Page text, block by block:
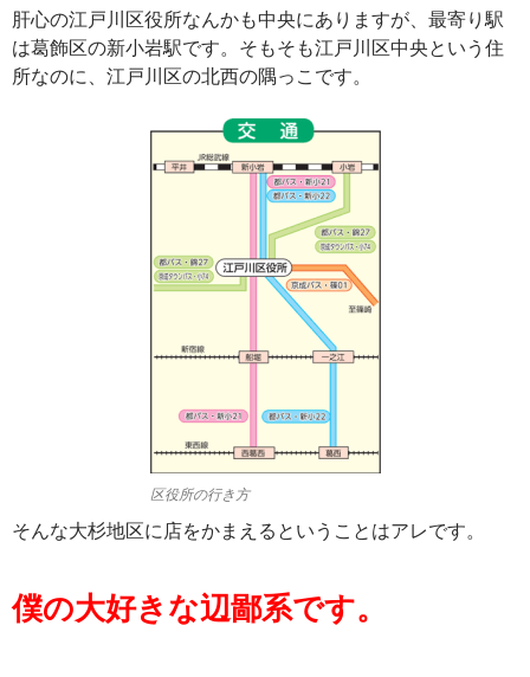
肝心の江戸川区役所なんかも中央にありますが、最寄り駅
は葛飾区の新小岩駅です。そもそも江戸川区中央という住
所なのに、江戸川区の北西の隅っこです。
区役所の行き方
そんな大杉地区に店をかまえるということはアレです。
僕の大好きな辺鄙系です。